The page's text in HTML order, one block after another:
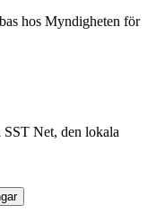
hos Myndigheten för
Net, den lokala